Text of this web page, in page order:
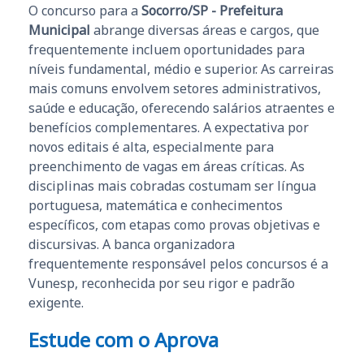
O concurso para a Socorro/SP - Prefeitura
Municipal abrange diversas áreas e cargos, que
frequentemente incluem oportunidades para
níveis fundamental, médio e superior. As carreiras
mais comuns envolvem setores administrativos,
saúde e educação, oferecendo salários atraentes e
benefícios complementares. A expectativa por
novos editais é alta, especialmente para
preenchimento de vagas em áreas críticas. As
disciplinas mais cobradas costumam ser língua
portuguesa, matemática e conhecimentos
específicos, com etapas como provas objetivas e
discursivas. A banca organizadora
frequentemente responsável pelos concursos é a
Vunesp, reconhecida por seu rigor e padrão
exigente.
Estude com o Aprova